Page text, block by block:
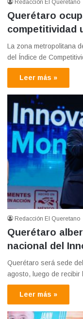
Redacción El Queretano
Querétaro
competitividad
La zona metropolitana
del Índice de
Leer más »
Redacción El Queretano
Querétaro
nacional del
Querétaro será sede
agosto, luego de
Leer más »